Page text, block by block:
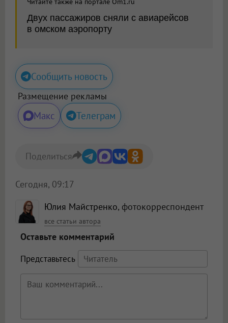
Двух пассажиров сняли с авиарейсов
в омском аэропорту
Сообщить новость
Размещение рекламы
Макс Телеграм
Юлия Майстренко, фотокорреспондент
все статьи автора
Сегодня, 09:17
Поделиться
Оставьте комментарий
Представьтесь